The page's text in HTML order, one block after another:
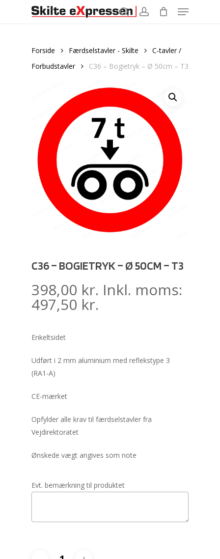
Menu
Forside Færdselstavler - Skilte
C-tavler /
Forbudstavler
C36 – Bogietryk – Ø 50cm – T3
C36 – BOGIETRYK – Ø 50CM – T3
398,00 kr. Inkl. moms:
497,50 kr.
Enkeltsidet
Udført i 2 mm aluminium med reflekstype 3
(RA1-A)
CE-mærket
Opfylder alle krav til færdselstavler fra
Vejdirektoratet
Ønskede vægt angives som note
Evt. bemærkning til produktet